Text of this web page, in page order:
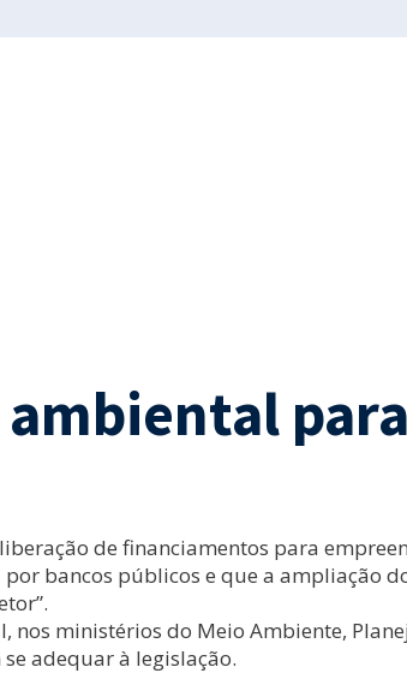
de financiamentos para
bancos públicos e que a ampliação
nos ministérios do Meio Ambiente,
adequar à legislação.